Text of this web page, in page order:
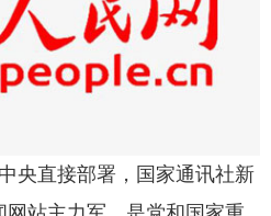
央直接部署，国家通讯社新